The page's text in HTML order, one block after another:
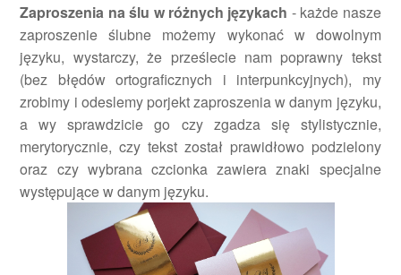
Zaproszenia na ślu w różnych językach - każde nasze
zaproszenie ślubne możemy wykonać w dowolnym
języku, wystarczy, że prześlecie nam poprawny tekst
(bez błędów ortograficznych i interpunkcyjnych), my
zrobimy i odeslemy porjekt zaproszenia w danym języku,
a wy sprawdzicie go czy zgadza się stylistycznie,
merytorycznie, czy tekst został prawidłowo podzielony
oraz czy wybrana czcionka zawiera znaki specjalne
występujące w danym języku.